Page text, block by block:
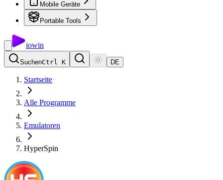
Mobile Geräte
Portable Tools
iowin
SuchenCtrl K DE
Startseite
Alle Programme
Emulatoren
HyperSpin